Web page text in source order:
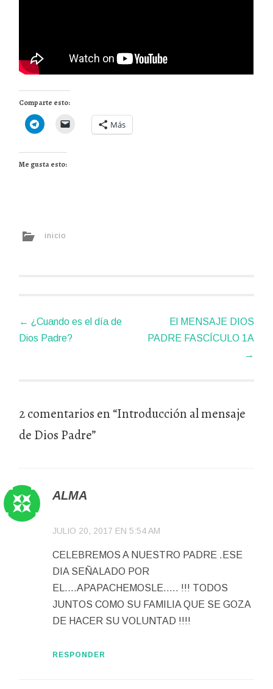
Comparte esto:
Más
Me gusta esto:
inicio
de
← ¿Cuando es el día de
Dios Padre?
El MENSAJE DIOS
PADRE FASCÍCULO 1A
→
2 comentarios en “Introducción al mensaje
de Dios Padre”
ALMA
JULIO 20, 2017 EN 5:54 AM
CELEBREMOS A NUESTRO PADRE .ESE
DIA SEÑALADO POR
EL….APAPACHEMOSLE….. !!! TODOS
JUNTOS COMO SU FAMILIA QUE SE GOZA
DE HACER SU VOLUNTAD !!!!
RESPONDER